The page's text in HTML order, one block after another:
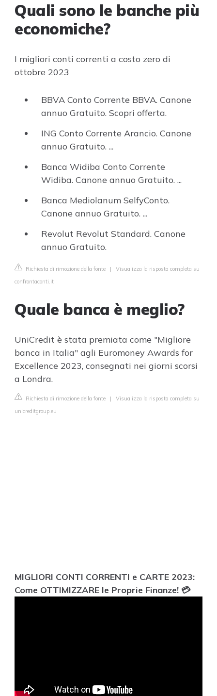
Quali sono le banche più
economiche?
I migliori conti correnti a costo zero di
ottobre 2023
BBVA Conto Corrente BBVA. Canone
annuo Gratuito. Scopri offerta.
ING Conto Corrente Arancio. Canone
annuo Gratuito. ...
Banca Widiba Conto Corrente
Widiba. Canone annuo Gratuito. ...
Banca Mediolanum SelfyConto.
Canone annuo Gratuito. ...
Revolut Revolut Standard. Canone
annuo Gratuito.
Richiesta di rimozione della fonte | Visualizza la risposta completa su
confrontaconti.it
Quale banca è meglio?
UniCredit è stata premiata come "Migliore
banca in Italia" agli Euromoney Awards for
Excellence 2023, consegnati nei giorni scorsi
a Londra.
Richiesta di rimozione della fonte | Visualizza la risposta completa su
unicreditgroup.eu
MIGLIORI CONTI CORRENTI e CARTE 2023:
Come OTTIMIZZARE le Proprie Finanze! 💳